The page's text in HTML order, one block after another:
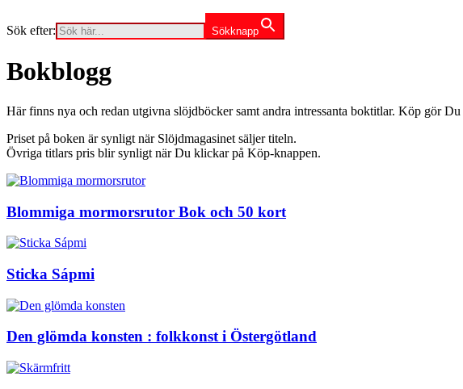
Sök efter: Sökknapp
Bokblogg
Här finns nya och redan utgivna slöjdböcker samt andra intressanta boktitlar. Köp gör
Priset på boken är synligt när Slöjdmagasinet säljer titeln.
Övriga titlars pris blir synligt när Du klickar på Köp-knappen.
Blommiga mormorsrutor Bok och 50 kort
Sticka Sápmi
Den glömda konsten : folkkonst i Östergötland